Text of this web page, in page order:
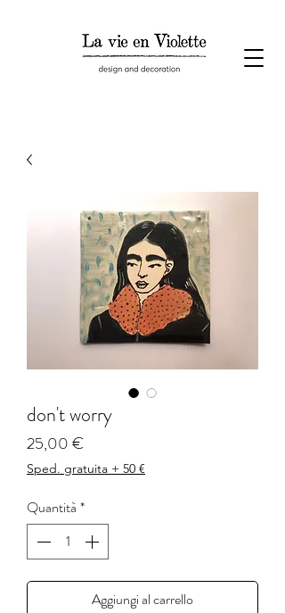
don't worry
25,00 €Prezzo
Sped. gratuita + 50 €
Quantità *
Aggiungi al carrello